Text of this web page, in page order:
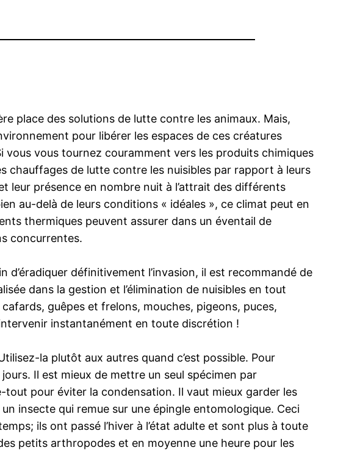
place des solutions de lutte contre les animaux. Mais,
pour libérer les espaces de ces créatures
vous tournez couramment vers les produits chimiques
chauffages de lutte contre les nuisibles par rapport à leurs
leur présence en nombre nuit à l’attrait des différents
au-delà de leurs conditions « idéales », ce climat peut en
thermiques peuvent assurer dans un éventail de
concurrentes.
définitivement l’invasion, il est recommandé de
dans la gestion et l’élimination de nuisibles en tout
guêpes et frelons, mouches, pigeons, puces,
instantanément en toute discrétion !
la plutôt aux autres quand c’est possible. Pour
Il est mieux de mettre un seul spécimen par
pour éviter la condensation. Il vaut mieux garder les
insecte qui remue sur une épingle entomologique. Ceci
ils ont passé l’hiver à l’état adulte et sont plus à toute
petits arthropodes et en moyenne une heure pour les